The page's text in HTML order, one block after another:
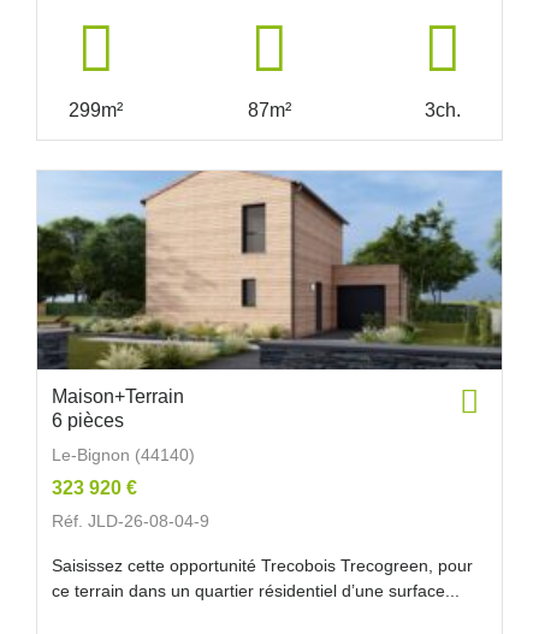
299m² 87m² 3ch.
Maison+Terrain
6 pièces
Le-Bignon (44140)
323 920 €
Réf. JLD-26-08-04-9
Saisissez cette opportunité Trecobois Trecogreen, pour
ce terrain dans un quartier résidentiel d’une surface...